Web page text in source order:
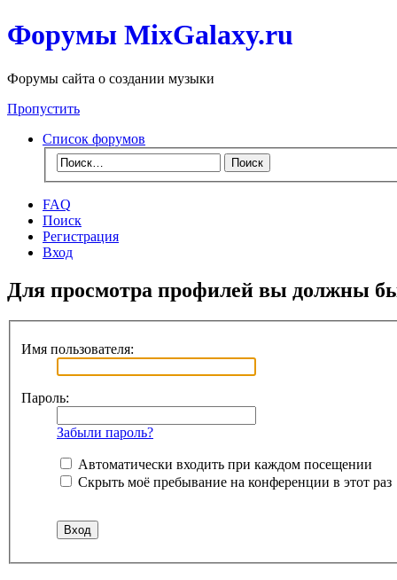
Форумы MixGalaxy.ru
Форумы сайта о создании музыки
Пропустить
Список форумов
FAQ
Поиск
Регистрация
Вход
Для просмотра профилей вы должны
Имя пользователя:
Пароль:
Забыли пароль?
Автоматически входить при каждом посещении
Скрыть моё пребывание на конференции в этот раз